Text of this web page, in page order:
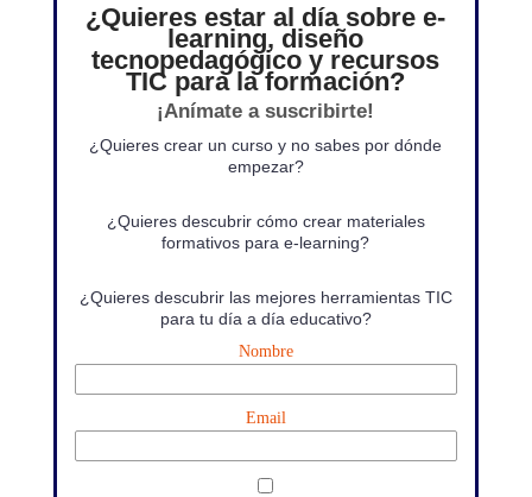
¿Quieres estar al día sobre e-
learning, diseño
tecnopedagógico y recursos
TIC para la formación?
¡Anímate a suscribirte!
¿Quieres crear un curso y no sabes por dónde
empezar?
¿Quieres descubrir cómo crear materiales
formativos para e-learning?
¿Quieres descubrir las mejores herramientas TIC
para tu día a día educativo?
Nombre
Email